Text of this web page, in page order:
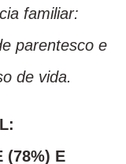
familiar:
parentesco e
de vida.
(78%) E